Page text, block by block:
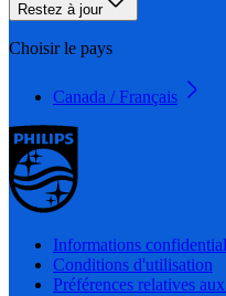
Restez à jour
Choisir le pays
Canada / Français
Informations
Conditions d'utilisation
Préférences relatives